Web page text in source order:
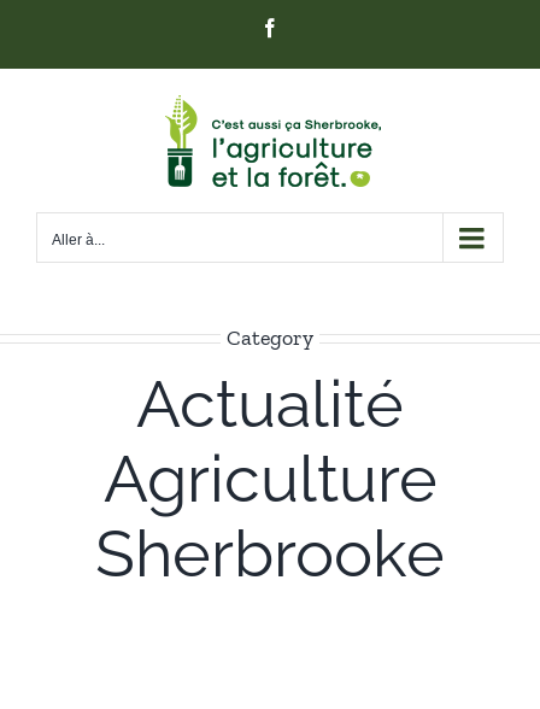
Aller à...
Category
Actualité
Agriculture
Sherbrooke